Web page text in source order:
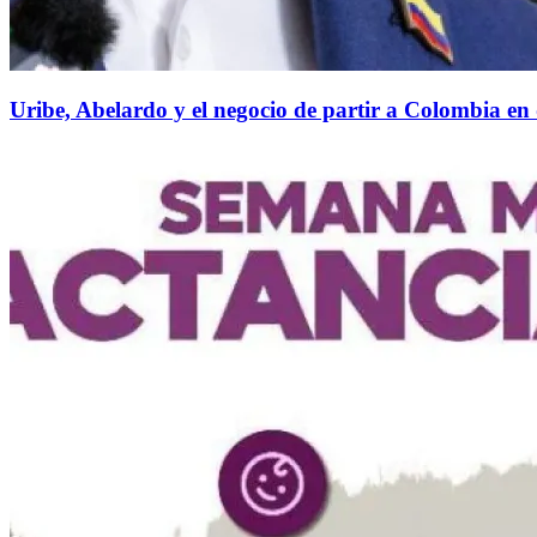
Uribe, Abelardo y el negocio de partir a Colombia en